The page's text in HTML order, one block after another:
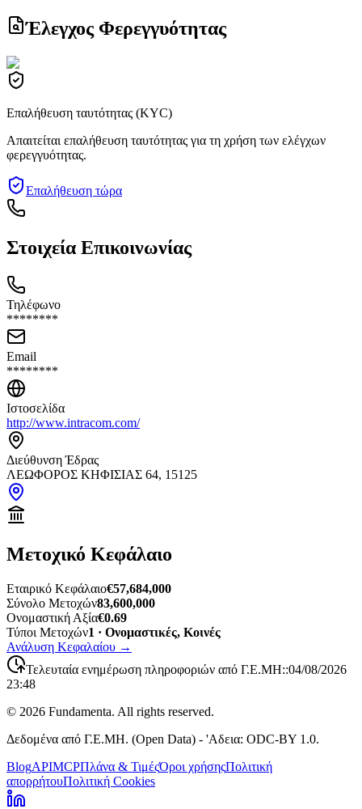
Έλεγχος Φερεγγυότητας
Επαλήθευση ταυτότητας (KYC)
Απαιτείται επαλήθευση ταυτότητας για τη χρήση των ελέγχων
φερεγγυότητας.
Επαλήθευση τώρα
Στοιχεία Επικοινωνίας
Τηλέφωνο
********
Email
********
Ιστοσελίδα
http://www.intracom.com/
Διεύθυνση Έδρας
ΛΕΩΦΟΡΟΣ ΚΗΦΙΣΙΑΣ 64, 15125
Μετοχικό Κεφάλαιο
Εταιρικό Κεφάλαιο€57,684,000
Σύνολο Μετοχών83,600,000
Ονομαστική Αξία€0.69
Τύποι Μετοχών1 · Ονομαστικές, Κοινές
Ανάλυση Κεφαλαίου →
Τελευταία ενημέρωση πληροφοριών από Γ.Ε.ΜΗ::04/08/2026
23:48
© 2026 Fundamenta. All rights reserved.
Δεδομένα από Γ.Ε.ΜΗ. (Open Data) - 'Αδεια: ODC-BY 1.0.
BlogAPIMCPΠλάνα & ΤιμέςΌροι χρήσηςΠολιτική
απορρήτουΠολιτική Cookies